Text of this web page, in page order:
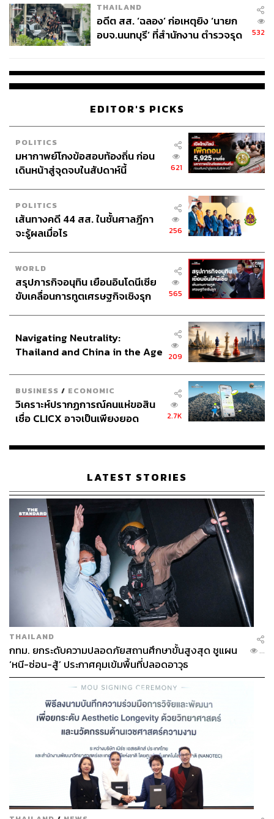
THAILAND
อดีต สส. ‘ฉลอง’ ก่อเหตุยิง ‘นายก
อบจ.นนทบุรี’ ที่สำนักงาน ตำรวจรุด
532
EDITOR'S PICKS
POLITICS
มหากาพย์โกงข้อสอบท้องถิ่น ก่อน
เดินหน้าสู่จุดจบในสัปดาห์นี้
621
POLITICS
เส้นทางคดี 44 สส. ในชั้นศาลฎีกา
จะรู้ผลเมื่อไร
256
WORLD
สรุปภารกิจอนุทิน เยือนอินโดนีเซีย
ขับเคลื่อนการทูตเศรษฐกิจเชิงรุก
565
Navigating Neutrality:
Thailand and China in the Age
209
BUSINESS / ECONOMIC
วิเคราะห์ปรากฏการณ์คนแห่ขอสิน
เชื่อ CLICX อาจเป็นเพียงยอด
เรือนไทยที่ถูกซุกไว้
2.7K
LATEST STORIES
THAILAND
กทม. ยกระดับความปลอดภัยสถานศึกษาขั้นสูงสุด ชูแผน
‘หนี-ซ่อน-สู้’ ประกาศคุมเข้มพื้นที่ปลอดอาวุธ
...